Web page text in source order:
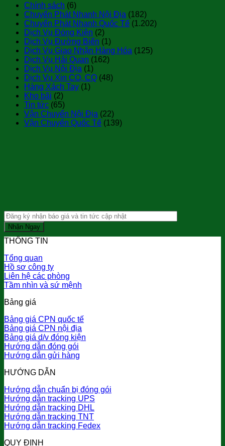
Chính sách (6)
Chuyển Phát Nhanh Nội Địa (182)
Chuyển Phát Nhanh Quốc Tế (1.202)
Dịch Vụ Đóng Kiện (2)
Dịch Vụ Đường Biển (1)
Dịch Vụ Giao Nhận Hàng Hóa (125)
Dịch Vụ Hải Quan (162)
Dịch Vụ Nội Địa (1)
Dịch Vụ Xin CO, CQ (48)
Hàng Xách Tay (1)
Kho bãi (2)
Tin tức (65)
Vận Chuyển Nội Địa (22)
Vận Chuyển Quốc Tế (139)
THÔNG TIN
Tổng quan
Hồ sơ công ty
Liên hệ các phòng
Tầm nhìn và sứ mệnh
Bảng giá
Bảng giá CPN quốc tế
Bảng giá CPN nội địa
Bảng giá d/v đóng kiện
Hướng dẫn đóng gói
Hướng dẫn gửi hàng
HƯỚNG DẪN
Hướng dẫn chuẩn bị đóng gói
Hướng dẫn tracking UPS
Hướng dẫn tracking DHL
Hướng dẫn tracking TNT
Hướng dẫn tracking Fedex
QUY ĐỊNH